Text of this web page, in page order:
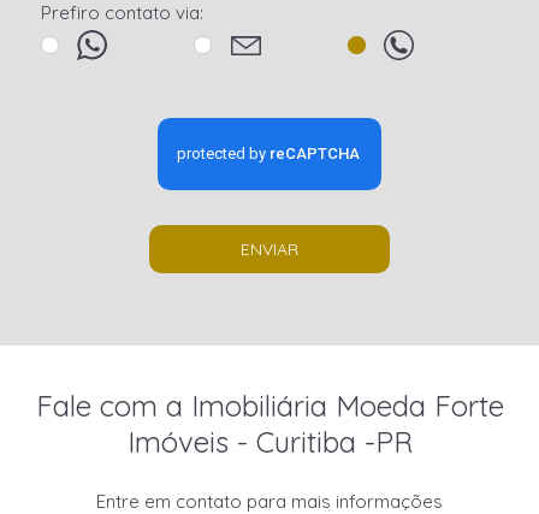
Prefiro contato via:
ENVIAR
Fale com a Imobiliária Moeda Forte
Imóveis - Curitiba -PR
Entre em contato para mais informações